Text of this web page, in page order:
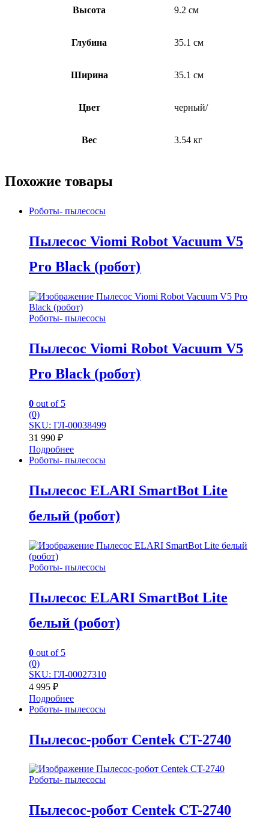
Высота 9.2 см
Глубина 35.1 см
Ширина 35.1 см
Цвет черный/
Вес 3.54 кг
Похожие товары
Роботы- пылесосы
Пылесос Viomi Robot Vacuum V5
Pro Black (робот)
Роботы- пылесосы
Пылесос Viomi Robot Vacuum V5
Pro Black (робот)
0 out of 5
(0)
SKU: ГЛ-00038499
31 990 ₽
Подробнее
Роботы- пылесосы
Пылесос ELARI SmartBot Lite
белый (робот)
Роботы- пылесосы
Пылесос ELARI SmartBot Lite
белый (робот)
0 out of 5
(0)
SKU: ГЛ-00027310
4 995 ₽
Подробнее
Роботы- пылесосы
Пылесос-робот Centek CT-2740
Роботы- пылесосы
Пылесос-робот Centek CT-2740